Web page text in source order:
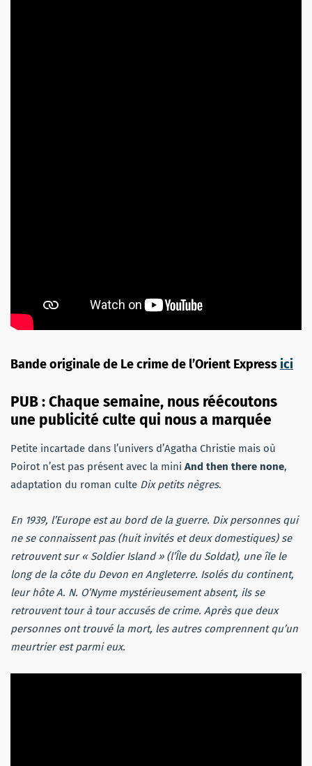
Bande originale de Le crime de l’Orient Expressici
PUB : Chaque semaine, nous réécoutons
une publicité culte qui nous a marquée
Petite incartade dans l’univers d’Agatha Christie mais où
Poirot n’est pas présent avec la mini And then there none,
adaptation du roman culte Dix petits nègres.
En 1939, l’Europe est au bord de la guerre. Dix personnes qui
ne se connaissent pas (huit invités et deux domestiques) se
retrouvent sur « Soldier Island » (l’Île du Soldat), une île le
long de la côte du Devon en Angleterre. Isolés du continent,
leur hôte A. N. O’Nyme mystérieusement absent, ils se
retrouvent tour à tour accusés de crime. Après que deux
personnes ont trouvé la mort, les autres comprennent qu’un
meurtrier est parmi eux.